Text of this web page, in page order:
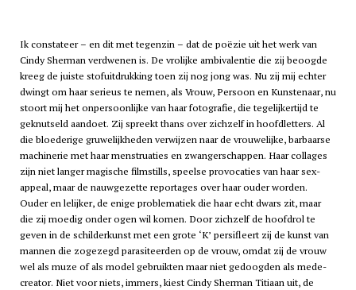
Ik constateer – en dit met tegenzin – dat de poëzie uit het werk van
Cindy Sherman verdwenen is. De vrolijke ambivalentie die zij beoogde
kreeg de juiste stofuitdrukking toen zij nog jong was. Nu zij mij echter
dwingt om haar serieus te nemen, als Vrouw, Persoon en Kunstenaar, nu
stoort mij het onpersoonlijke van haar fotografie, die tegelijkertijd te
geknutseld aandoet. Zij spreekt thans over zichzelf in hoofdletters. Al
die bloederige gruwelijkheden verwijzen naar de vrouwelijke, barbaarse
machinerie met haar menstruaties en zwangerschappen. Haar collages
zijn niet langer magische filmstills, speelse provocaties van haar sex-
appeal, maar de nauwgezette reportages over haar ouder worden.
Ouder en lelijker, de enige problematiek die haar echt dwars zit, maar
die zij moedig onder ogen wil komen. Door zichzelf de hoofdrol te
geven in de schilderkunst met een grote ‘K’ persifleert zij de kunst van
mannen die zogezegd parasiteerden op de vrouw, omdat zij de vrouw
wel als muze of als model gebruikten maar niet gedoogden als mede-
creator. Niet voor niets, immers, kiest Cindy Sherman Titiaan uit, de